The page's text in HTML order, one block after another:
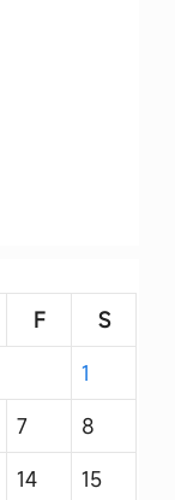
F
S
1
7
8
14 15